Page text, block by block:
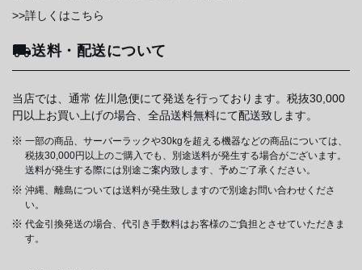
>>詳しくはこちら
送料・配送について
当店では、通常 佐川急便にて発送を行っております。税抜30,000
円以上お買い上げの場合、全品送料無料にて配送致します。
一部の商品、サーバーラックや30kgを超える機器などの商品については、
税抜30,000円以上のご購入でも、別途送料が発生する場合がございます。
送料が発生する際には別途ご案内致します、予めご了承ください。
沖縄、離島については送料が発生致しますので別途お問い合わせくださ
い。
代金引換発送の場合、代引き手数料はお客様のご負担とさせていただきま
す。